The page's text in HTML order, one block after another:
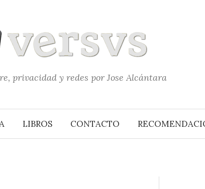
privacidad y redes por Jose Alcántara
LIBROS CONTACTO